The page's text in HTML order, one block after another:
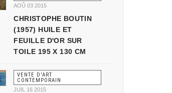
AOÛ 03 2015
CHRISTOPHE BOUTIN
(1957) HUILE ET
FEUILLE D'OR SUR
TOILE 195 X 130 CM
VENTE D'ART
CONTEMPORAIN
JUIL 16 2015